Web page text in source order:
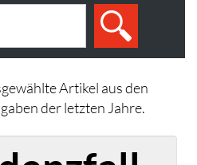
Artikel aus den
der letzten Jahre.